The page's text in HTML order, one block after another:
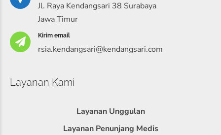
Jl. Raya Kendangsari 38 Surabaya
Jawa Timur
Kirim email
rsia.kendangsari@kendangsari.com
Layanan Kami
Layanan Unggulan
Layanan Penunjang Medis